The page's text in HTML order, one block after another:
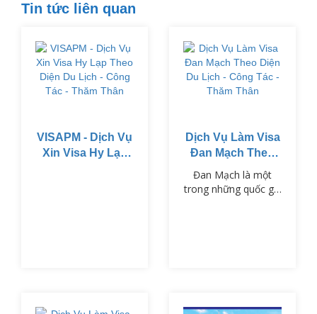
Tin tức liên quan
VISAPM - Dịch Vụ
Xin Visa Hy Lạp
Dịch Vụ Làm Visa
Đan Mạch Theo
Diện Du Lịch -
Công Tác - Thăm
Thân
Đan Mạch là một
trong những quốc gia